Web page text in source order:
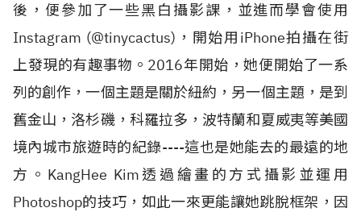
後，便參加了一些黑白攝影課，並進而學會使用
Instagram (@tinycactus)，開始用iPhone拍攝在街
上發現的有趣事物。2016年開始，她便開始了一系
列的創作，一個主題是關於紐約，另一個主題，是到
舊金山，洛杉磯，科羅拉多，波特蘭和夏威夷等美國
境內城市旅遊時的紀錄----這也是她能去的最遠的地
方。KangHee Kim透過繪畫的方式攝影並運用
Photoshop的技巧，如此一來更能讓她跳脫框架，因